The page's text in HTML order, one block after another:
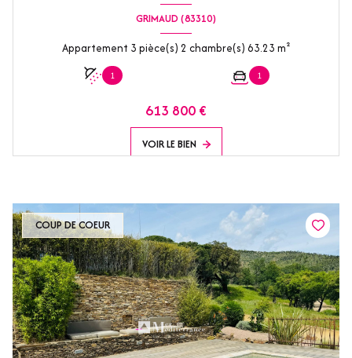
GRIMAUD (83310)
Appartement 3 pièce(s) 2 chambre(s) 63.23 m²
1 1
613 800 €
VOIR LE BIEN
COUP DE COEUR